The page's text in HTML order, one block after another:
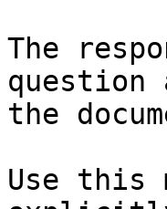
The
question
the
Use this